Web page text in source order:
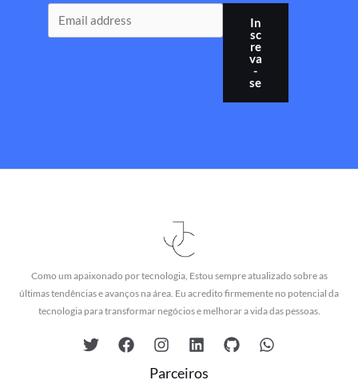
In
sc
re
va
-
se
Como um apaixonado por tecnologia, Estou sempre atualizado sobre as
últimas tendências e avanços na área. Eu acredito firmemente no potencial da
tecnologia para transformar negócios e melhorar a vida das pessoas.
Parceiros